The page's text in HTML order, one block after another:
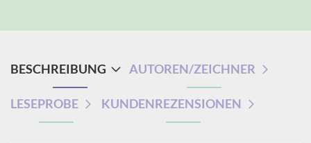
BESCHREIBUNG AUTOREN/ZEICHNER
LESEPROBE KUNDENREZENSIONEN